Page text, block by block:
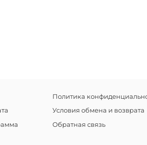
Политика
Условия обмена и возврата
Обратная связь